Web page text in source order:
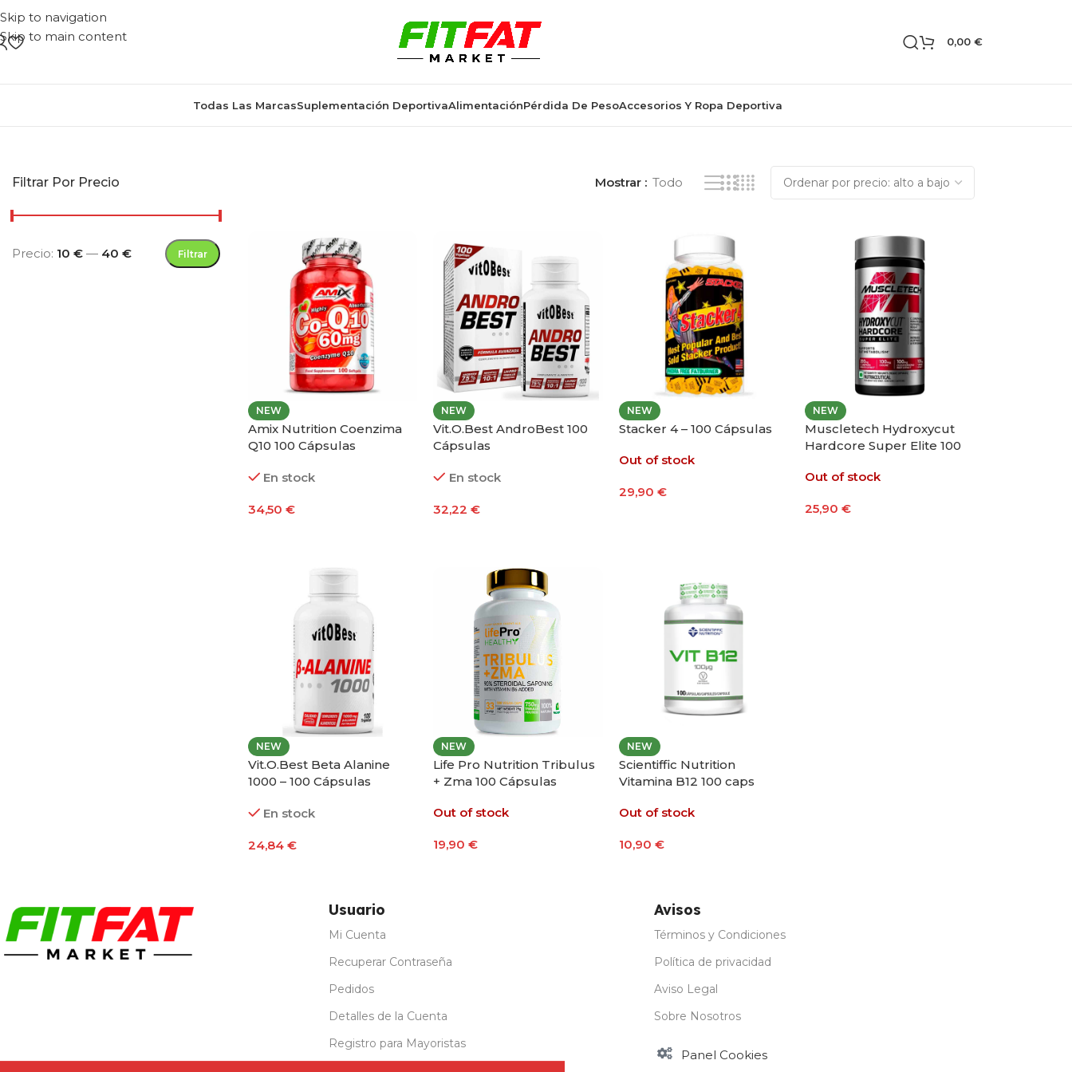
Skip to navigation
Skip to main content
0,00 €
Todas Las MarcasSuplementación DeportivaAlimentaciónPérdida De PesoAccesorios Y Ropa Deportiva
Filtrar Por Precio
Filtrar
Precio: 10 € — 40 €
Mostrar Todo
NEW
Amix Nutrition Coenzima
Q10 100 Cápsulas
En stock
34,50 €
NEW
Vit.O.Best AndroBest 100
Cápsulas
En stock
32,22€
NEW
Stacker 4 – 100 Cápsulas
Out of stock
29,90€
NEW
Muscletech Hydroxycut
Hardcore Super Elite 100
Out of stock
25,90€
NEW
Vit.O.Best Beta Alanine
1000 – 100 Cápsulas
En stock
24,84 €
NEW
Life Pro Nutrition Tribulus
+ Zma 100 Cápsulas
Out of stock
19,90€
NEW
Scientiffic Nutrition
Vitamina B12 100 caps
Out of stock
10,90€
Usuario
Mi Cuenta
Recuperar Contraseña
Pedidos
Detalles de la Cuenta
Registro para Mayoristas
Avisos
Términos y Condiciones
Política de privacidad
Aviso Legal
Sobre Nosotros
Panel Cookies